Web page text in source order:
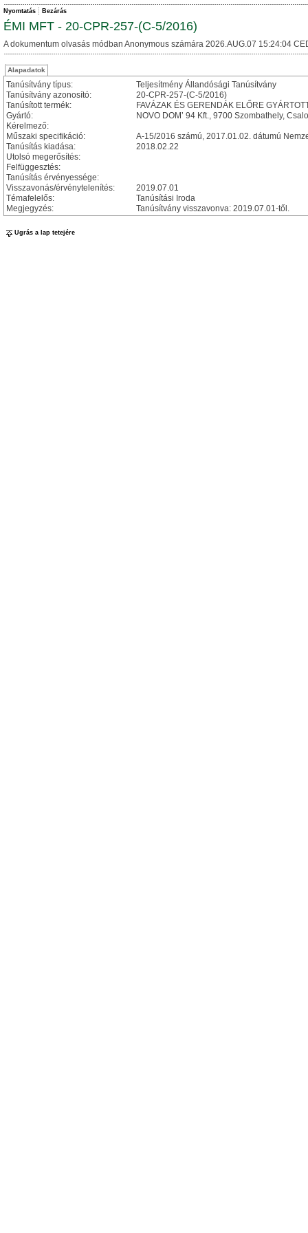
Nyomtatás Bezárás
ÉMI MFT - 20-CPR-257-(C-5/2016)
A dokumentum olvasás módban Anonymous számára 2026.AUG.07 15:24:04
Alapadatok
Tanúsítvány típus:
Teljesítmény Állandósági Tanúsítvány
Tanúsítvány azonosító:
20-CPR-257-(C-5/2016)
Tanúsított termék:
FAVÁZAK ÉS GERENDÁK ELŐRE
Gyártó:
NOVO DOM’ 94 Kft., 9700 Szombathely,
Kérelmező:
Műszaki specifikáció:
A-15/2016 számú, 2017.01.02. dátumú
Tanúsítás kiadása:
2018.02.22
Utolsó megerősítés:
Felfüggesztés:
Tanúsítás érvényessége:
Visszavonás/érvénytelenítés:
2019.07.01
Témafelelős:
Tanúsítási Iroda
Megjegyzés:
Tanúsítvány visszavonva: 2019.07.01-től.
Ugrás a lap tetejére